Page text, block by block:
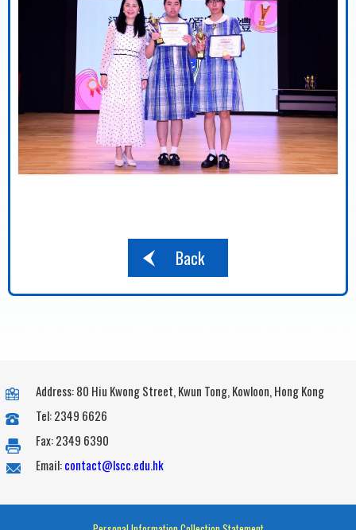
Back
Address: 80 Hiu Kwong Street, Kwun Tong, Kowloon, Hong Kong
Tel: 2349 6626
Fax: 2349 6390
Email:contact@lscc.edu.hk